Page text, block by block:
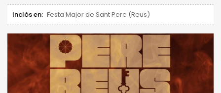
Inclòs en: Festa Major de Sant Pere (Reus)